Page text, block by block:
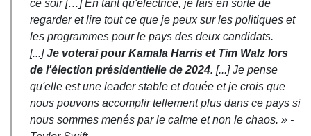
ce soir […] En tant qu'électrice, je fais en sorte de
regarder et lire tout ce que je peux sur les politiques et
les programmes pour le pays des deux candidats.
[...]Je voterai pour Kamala Harris et Tim Walz lors
de l'élection présidentielle de 2024. [...] Je pense
qu'elle est une leader stable et douée et je crois que
nous pouvons accomplir tellement plus dans ce pays si
nous sommes menés par le calme et non le chaos. » -